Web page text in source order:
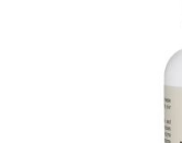
Bekijk